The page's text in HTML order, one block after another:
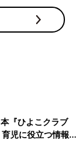
『ひよこクラブ
児に役立つ情報が